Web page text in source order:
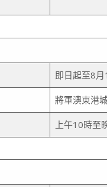
即日起至8月
將軍澳東港
上午10時至